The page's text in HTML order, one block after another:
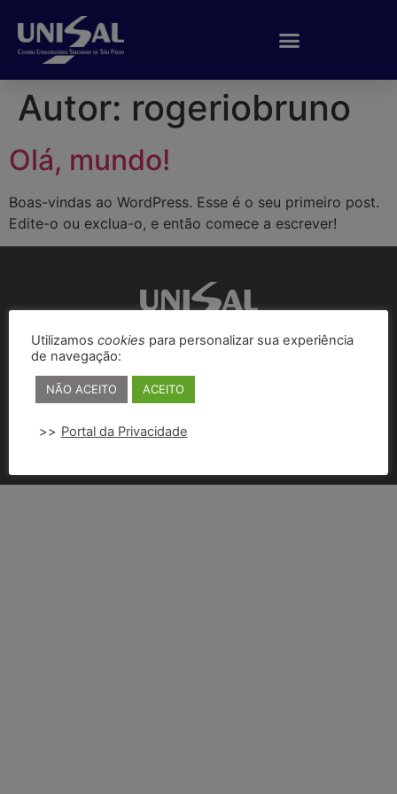
Autor: rogeriobruno
Olá, mundo!
Boas-vindas ao WordPress. Esse é o seu primeiro post.
Edite-o ou exclua-o, e então comece a escrever!
SITE UNISAL
Utilizamos cookies para personalizar sua experiência
de navegação:
NÃO ACEITO ACEITO
>> Portal da Privacidade